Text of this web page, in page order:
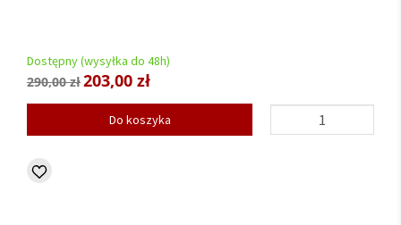
Dostępny (wysyłka do 48h)
290,00 zł203,00 zł
Do koszyka